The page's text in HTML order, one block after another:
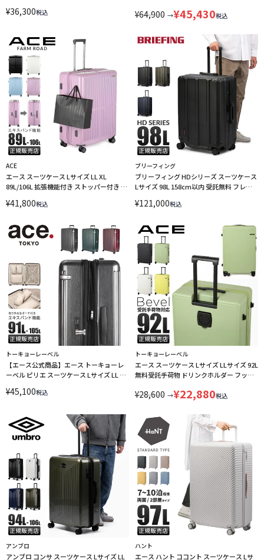
¥36,300税込
05724
¥64,900 →¥45,430税込
ACE
エース スーツケース Lサイズ LL XL
89L/106L 拡張機能付き ストッパー付き フ
LINECPN
¥41,800税込
ブリーフィング
ブリーフィング HDシリーズ スーツケース
Lサイズ 98L 158cm以内 受託無料 フレー
ーケース
¥121,000税込
トーキョーレーベル
【エース公式商品】エース トーキョーレ
ーベル ピリエ スーツケース Lサイズ LL XL
TOKYO LABEL 05704【在庫限り】
¥45,100税込
トーキョーレーベル
エース スーツケース Lサイズ LLサイズ 92L
無料受託手荷物 ドリンクホルダー フック
05683
¥28,600 →¥22,880税込
アンブロ
アンブロ コンサ スーツケース Lサイズ LL
ハント
エース ハント ココント スーツケース Lサ